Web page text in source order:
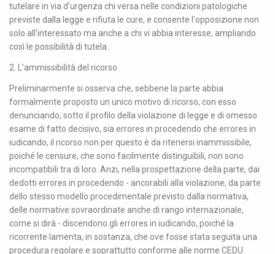
tutelare in via d'urgenza chi versa nelle condizioni patologiche
previste dalla legge e rifiuta le cure, e consente l'opposizione non
solo all'interessato ma anche a chi vi abbia interesse, ampliando
così le possibilità di tutela.
2. L'ammissibilità del ricorso.
Preliminarmente si osserva che, sebbene la parte abbia
formalmente proposto un unico motivo di ricorso, con esso
denunciando, sotto il profilo della violazione di legge e di omesso
esame di fatto decisivo, sia errores in procedendo che errores in
iudicando, il ricorso non per questo è da ritenersi inammissibile,
poiché le censure, che sono facilmente distinguibili, non sono
incompatibili tra di loro. Anzi, nella prospettazione della parte, dai
dedotti errores in procedendo - ancorabili alla violazione, da parte
dello stesso modello procedimentale previsto dalla normativa,
delle normative sovraordinate anche di rango internazionale,
come si dirà - discendono gli errores in iudicando, poiché la
ricorrente lamenta, in sostanza, che ove fosse stata seguita una
procedura regolare e soprattutto conforme alle norme CEDU